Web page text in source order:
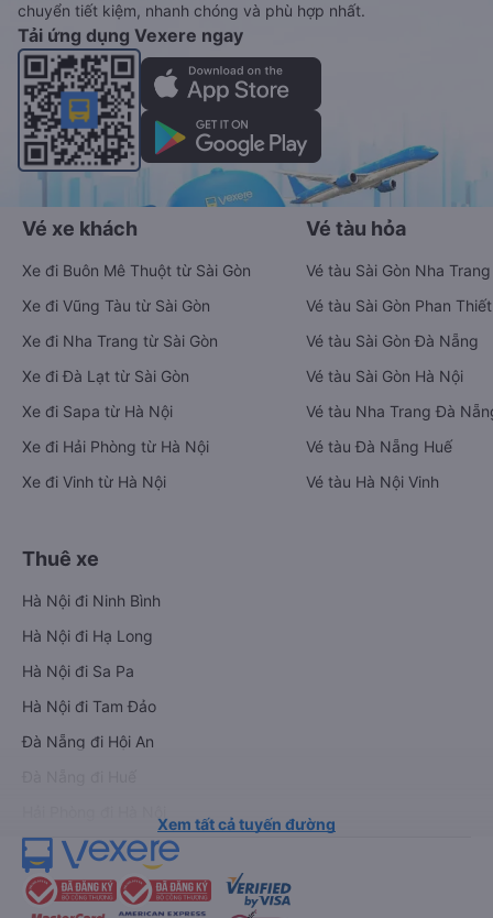
chuyển tiết kiệm, nhanh chóng và phù hợp nhất.
Tải ứng dụng Vexere ngay
Vé xe khách
Xe đi Buôn Mê Thuột từ Sài Gòn
Xe đi Vũng Tàu từ Sài Gòn
Xe đi Nha Trang từ Sài Gòn
Xe đi Đà Lạt từ Sài Gòn
Xe đi Sapa từ Hà Nội
Xe đi Hải Phòng từ Hà Nội
Xe đi Vinh từ Hà Nội
Vé tàu hỏa
Vé tàu Sài Gòn Nha Trang
Vé tàu Sài Gòn Phan Thiết
Vé tàu Sài Gòn Đà Nẵng
Vé tàu Sài Gòn Hà Nội
Vé tàu Nha Trang Đà
Vé tàu Đà Nẵng Huế
Vé tàu Hà Nội Vinh
Thuê xe
Hà Nội đi Ninh Bình
Hà Nội đi Hạ Long
Hà Nội đi Sa Pa
Hà Nội đi Tam Đảo
Đà Nẵng đi Hội An
Xem tất cả tuyến đường